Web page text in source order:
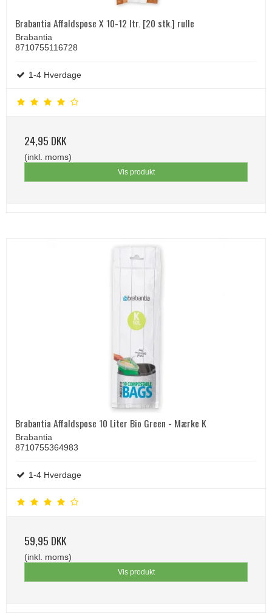
Brabantia Affaldspose X 10-12 ltr. [20 stk.] rulle
Brabantia
8710755116728
1-4 Hverdage
24,95 DKK
(inkl. moms)
Vis produkt
Brabantia Affaldspose 10 Liter Bio Green - Mærke K
Brabantia
8710755364983
1-4 Hverdage
59,95 DKK
(inkl. moms)
Vis produkt